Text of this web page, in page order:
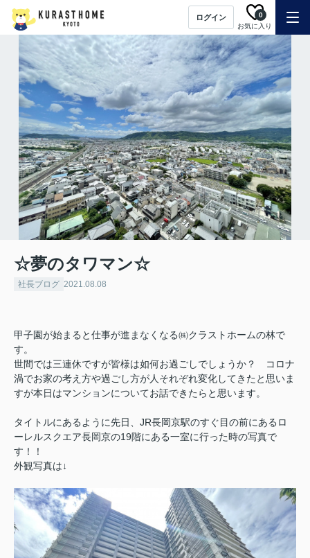
ログイン
お気に入り
0
☆夢のタワマン☆
社長ブログ 2021.08.08
甲子園が始まると仕事が進まなくなる㈱クラストホームの林で
す。
世間では三連休ですが皆様は如何お過ごしでしょうか？ コロナ
渦でお家の考え方や過ごし方が人それぞれ変化してきたと思いま
すが本日はマンションについてお話できたらと思います。
タイトルにあるように先日、JR長岡京駅のすぐ目の前にあるロ
ーレルスクエア長岡京の19階にある一室に行った時の写真で
す！！
外観写真は↓